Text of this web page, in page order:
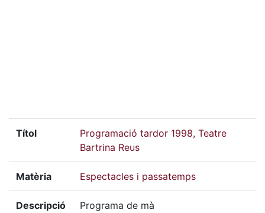
Títol
Programació tardor 1998, Teatre
Bartrina Reus
Matèria Espectacles i passatemps
Descripció Programa de mà